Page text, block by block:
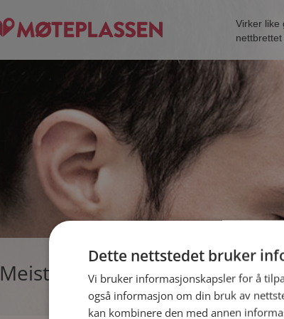
Virker like
Meisterstuck, single mann fra
Dette nettstedet bruker
Vi bruker informasjonskapsler for å
også informasjon om din bruk av
kan kombinere den med annen